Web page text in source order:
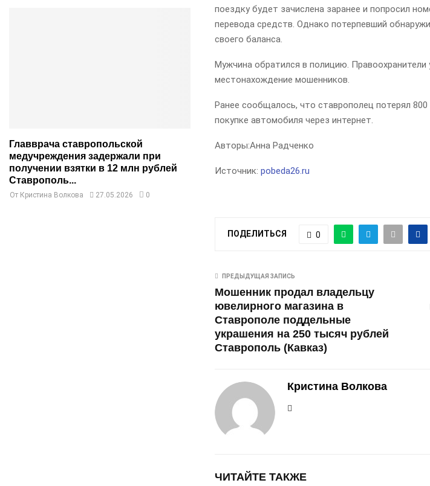
поездку будет зачислена заранее и попросил
перевода средств. Однако потерпевший
своего баланса.
Мужчина обратился в полицию. Правоохранители
местонахождение мошенников.
Ранее сообщалось, что ставрополец потерял
покупке автомобиля через интернет.
Авторы:Анна Радченко
Источник: pobeda26.ru
ПОДЕЛИТЬСЯ 0
ПРЕДЫДУЩАЯ ЗАПИСЬ
Мошенник продал владельцу
ювелирного магазина в
Ставрополе поддельные
украшения на 250 тысяч рублей
Ставрополь (Кавказ)
Кристина Волкова
ЧИТАЙТЕ ТАКЖЕ
Главврача ставропольской
медучреждения задержали при
получении взятки в 12 млн рублей
Ставрополь...
От Кристина Волкова 27.05.2026 0